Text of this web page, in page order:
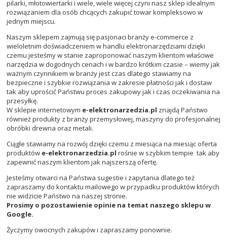
pilarki, młotowiertarki i wiele, wiele więcej czyni nasz sklep idealnym
rozwiązaniem dla osób chcących zakupić towar kompleksowo w
jednym miejscu.
Naszym sklepem zajmują się pasjonaci branży e-commerce z
wieloletnim doświadczeniem w handlu elektronarzędziami dzięki
czemu jesteśmy w stanie zaproponować naszym klientom właściwe
narzędzia w dogodnych cenach i w bardzo krótkim czasie – wiemy jak
ważnym czynnikiem w branży jest czas dlatego stawiamy na
bezpieczne i szybkie rozwiązania w zakresie płatności jak i dostaw
tak aby uprościć Państwu proces zakupowy jak i czas oczekiwania na
przesyłkę.
W sklepie internetowym e-elektronarzedzia.pl znajdą Państwo
również produkty z branży przemysłowej, maszyny do profesjonalnej
obróbki drewna oraz metali.
Ciągle stawiamy na rozwój dzięki czemu z miesiąca na miesiąc oferta
produktów e-elektronarzedzia.pl rośnie w szybkim tempie tak aby
zapewnić naszym klientom jak najszerszą ofertę.
Jesteśmy otwarci na Państwa sugestie i zapytania dlatego też
zapraszamy do kontaktu mailowego w przypadku produktów których
nie widzicie Państwo na naszej stronie.
Prosimy o pozostawienie opinie na temat naszego sklepu w
Google.
Życzymy owocnych zakupów i zapraszamy ponownie.